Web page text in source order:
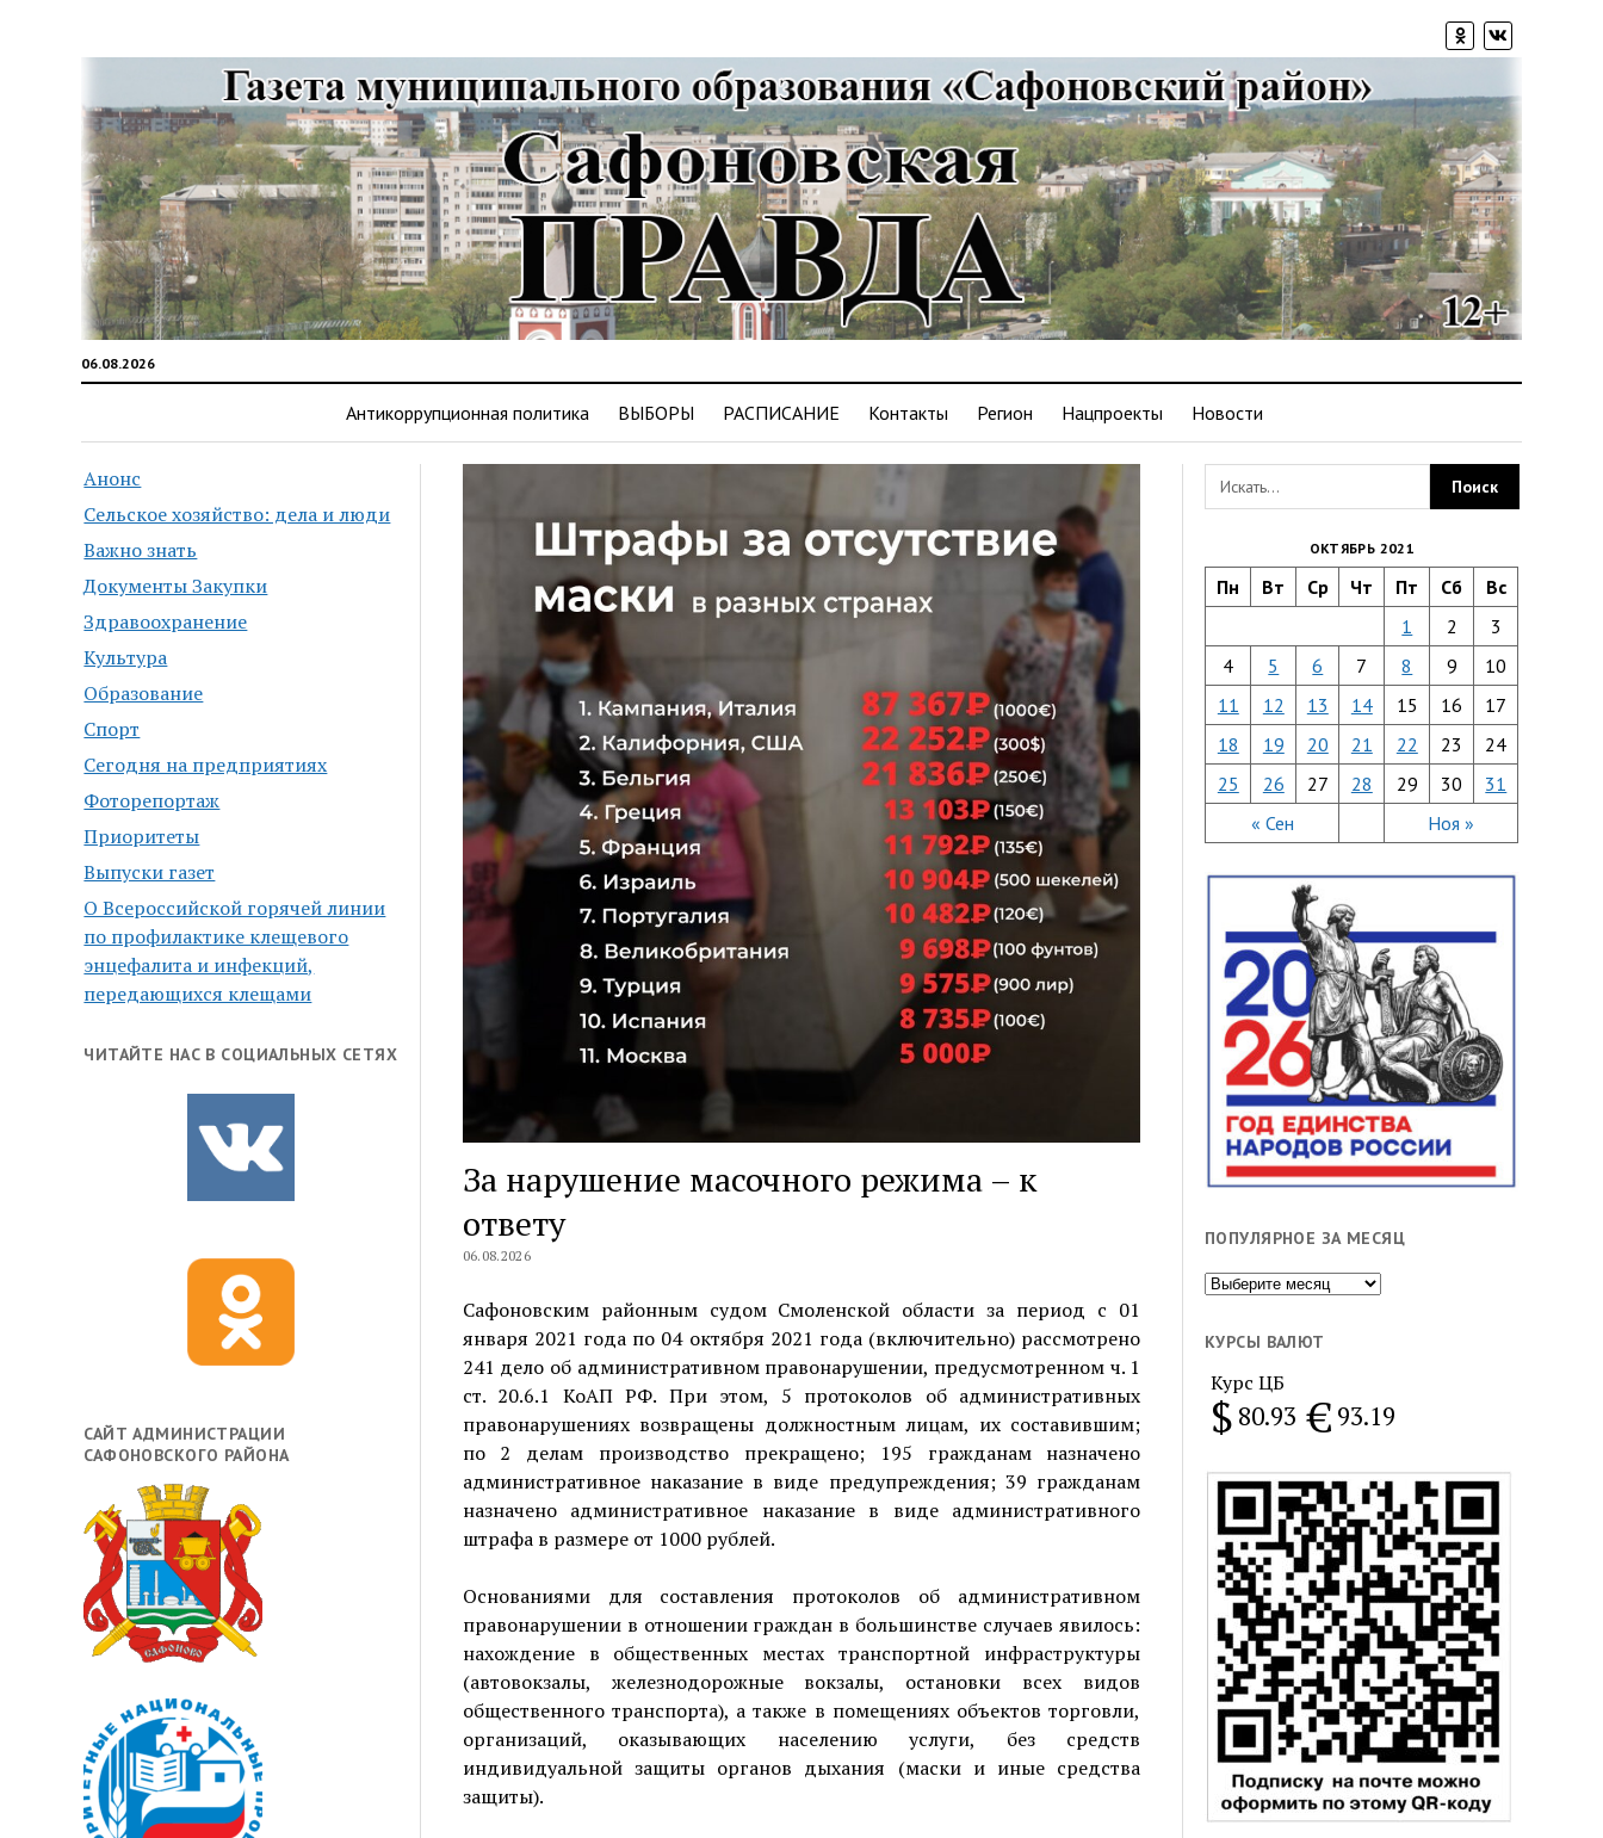
06.08.2026
Антикоррупционная политика ВЫБОРЫ РАСПИСАНИЕ Контакты Регион Нацпроекты Новости
Анонс
Сельское хозяйство: дела и люди
Важно знать
Документы Закупки
Здравоохранение
Культура
Образование
Спорт
Сегодня на предприятиях
Фоторепортаж
Приоритеты
Выпуски газет
О Всероссийской горячей линии
по профилактике клещевого
энцефалита и инфекций,
передающихся клещами
ЧИТАЙТЕ НАС В СОЦИАЛЬНЫХ СЕТЯХ
САЙТ АДМИНИСТРАЦИИ
САФОНОВСКОГО РАЙОНА
За нарушение масочного режима – к
ответу
06.08.2026
Сафоновским районным судом Смоленской области за период с 01
января 2021 года по 04 октября 2021 года (включительно) рассмотрено
241 дело об административном правонарушении, предусмотренном ч. 1
ст. 20.6.1 КоАП РФ. При этом, 5 протоколов об административных
правонарушениях возвращены должностным лицам, их составившим;
по 2 делам производство прекращено; 195 гражданам назначено
административное наказание в виде предупреждения; 39 гражданам
назначено административное наказание в виде административного
штрафа в размере от 1000 рублей.
Основаниями для составления протоколов об административном
правонарушении в отношении граждан в большинстве случаев явилось:
нахождение в общественных местах транспортной инфраструктуры
(автовокзалы, железнодорожные вокзалы, остановки всех видов
общественного транспорта), а также в помещениях объектов торговли,
организаций, оказывающих населению услуги, без средств
индивидуальной защиты органов дыхания (маски и иные средства
защиты).
ОКТЯБРЬ 2021
Пн Вт Ср Чт Пт Сб Вс
« Сен Ноя »
1 2
3
4
5 6 7 8 9
10
11
12 13 14 15 16
17
18
19 20 21 22 23
24
25
26 27 28 29 30 31
ПОПУЛЯРНОЕ ЗА МЕСЯЦ
Популярное
месяц
КУРСЫ ВАЛЮТ
Курс ЦБ
$ 80.93 € 93.19